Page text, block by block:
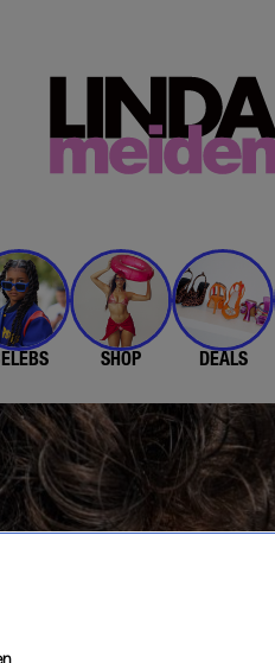
SHOP DEALS